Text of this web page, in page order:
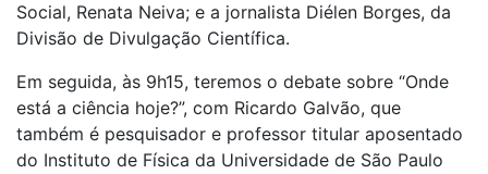
Social, Renata Neiva; e a jornalista Diélen Borges, da
Divisão de Divulgação Científica.
Em seguida, às 9h15, teremos o debate sobre “Onde
está a ciência hoje?”, com Ricardo Galvão, que
também é pesquisador e professor titular aposentado
do Instituto de Física da Universidade de São Paulo